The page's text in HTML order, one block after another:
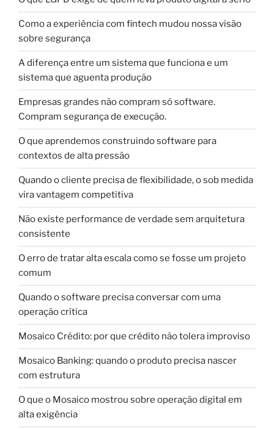
Como a experiência com fintech mudou nossa visão
sobre segurança
A diferença entre um sistema que funciona e um
sistema que aguenta produção
Empresas grandes não compram só software.
Compram segurança de execução.
O que aprendemos construindo software para
contextos de alta pressão
Quando o cliente precisa de flexibilidade, o sob medida
vira vantagem competitiva
Não existe performance de verdade sem arquitetura
consistente
O erro de tratar alta escala como se fosse um projeto
comum
Quando o software precisa conversar com uma
operação crítica
Mosaico Crédito: por que crédito não tolera improviso
Mosaico Banking: quando o produto precisa nascer
com estrutura
O que o Mosaico mostrou sobre operação digital em
alta exigência